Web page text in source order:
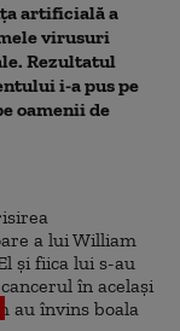
artificială a
virusuri
Rezultatul
i-a pus pe
oamenii de